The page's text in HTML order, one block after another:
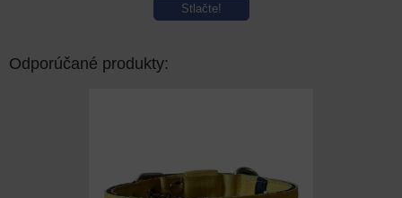
Stlačte!
Odporúčané produkty: